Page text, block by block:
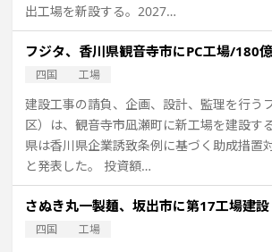
出工場を新設する。2027…
フジタ、香川県観音寺市にPC工場/180
四国 工場
建設工事の請負、企画、設計、監理を行う
区）は、観音寺市凪瀬町に新工場を建設す
県は香川県企業誘致条例に基づく助成措置
と発表した。 投資額…
さぬき丸一製麺、坂出市に第17工場建設
四国 工場